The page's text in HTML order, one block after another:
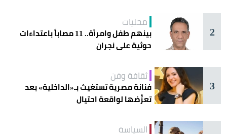
2
محليات
بينهم طفل وامرأة.. 11 مصاباً باعتداءات
حوثية على نجران
3
ثقافة وفن
فنانة مصرية تستغيث بـ«الداخلية» بعد
تعرُّضها لواقعة احتيال
السياسة